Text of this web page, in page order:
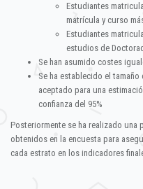
Estudiantes
matrícula y curso
Estudiantes
estudios de
Se han asumido costes
Se ha establecido el
aceptado para una
confianza del 95%
Posteriormente se ha realizado
obtenidos en la encuesta para
cada estrato en los indicadores